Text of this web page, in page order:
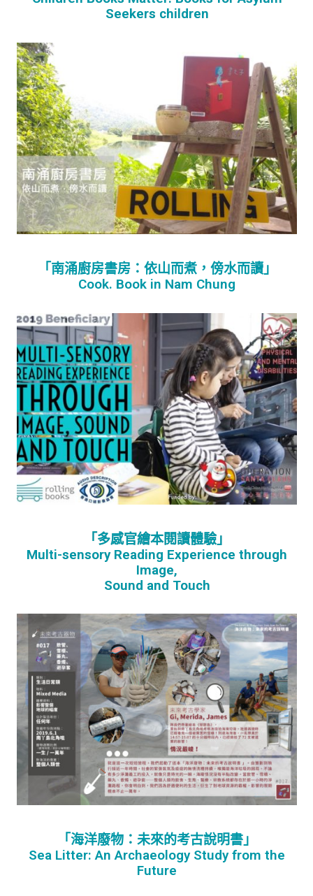
Seekers children
「南涌廚房書房：依山而煮，傍水而讀」
Cook. Book in Nam Chung
「多感官繪本閱讀體驗」
Multi-sensory Reading Experience through
Image,
Sound and Touch
「海洋廢物：未來的考古說明書」
Sea Litter: An Archaeology Study from the
Future